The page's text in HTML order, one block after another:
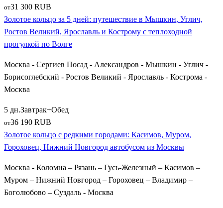
от31 300 RUB
Золотое кольцо за 5 дней: путешествие в Мышкин, Углич,
Ростов Великий, Ярославль и Кострому с теплоходной
прогулкой по Волге
Москва - Сергиев Посад - Александров - Мышкин - Углич -
Борисоглебский - Ростов Великий - Ярославль - Кострома -
Москва
5 дн.Завтрак+Обед
от36 190 RUB
Золотое кольцо с редкими городами: Касимов, Муром,
Гороховец, Нижний Новгород автобусом из Москвы
Москва - Коломна – Рязань – Гусь-Железный – Касимов –
Муром – Нижний Новгород – Гороховец – Владимир –
Боголюбово – Суздаль - Москва